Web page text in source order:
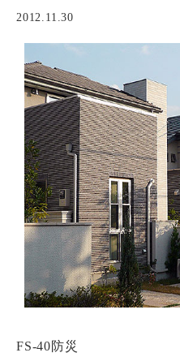
採用情報
瓦猫
開発ストーリー 商品情報
お問い合わせ プライバシーポリ
2012.11.30
FS-40防災